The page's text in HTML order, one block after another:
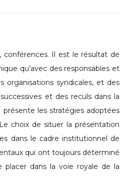
conférences. Il est le résultat de
qu’avec des responsables et
organisations syndicales, et des
et des reculs dans la
les stratégies adoptées
choix de situer la présentation
dans le cadre institutionnel de
qui ont toujours déterminé
placer dans la voie royale de la